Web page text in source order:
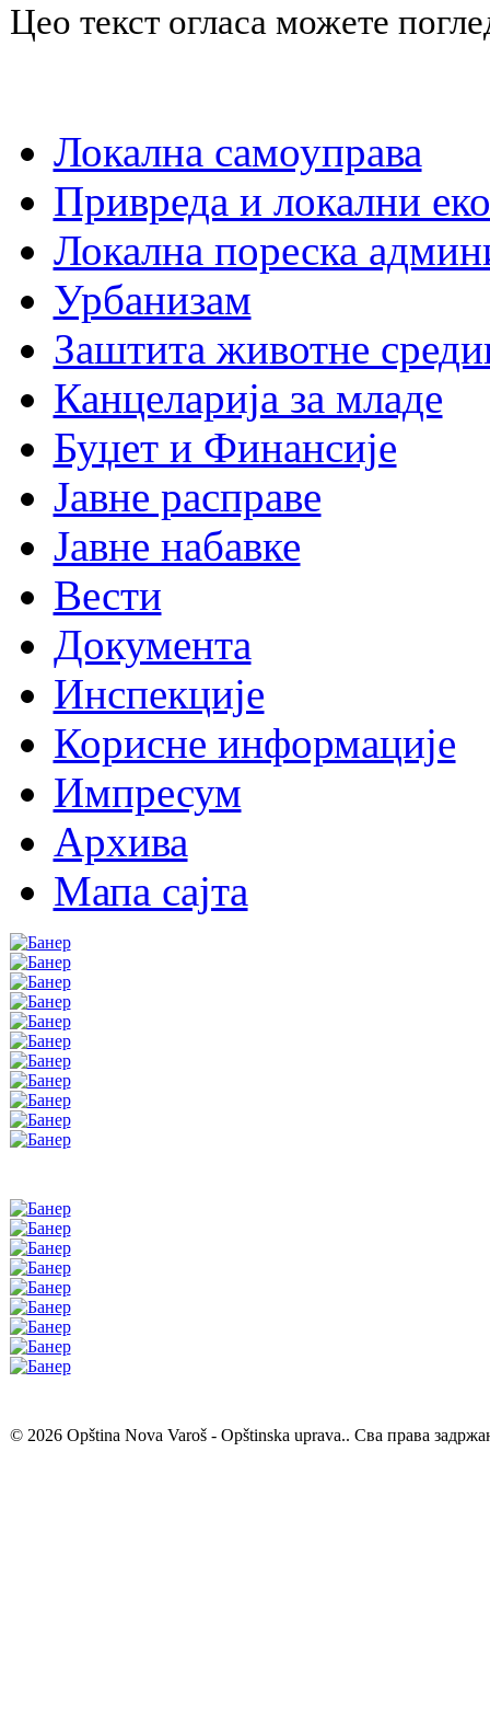
Цео текст огласа можете
Локална самоуправа
Привреда и локални
Локална пореска
Урбанизам
Заштита животне
Канцеларија за младе
Буџет и Финансије
Јавне расправе
Јавне набавке
Вести
Документа
Инспекције
Корисне информације
Импресум
Архива
Мапа сајта
© 2026 Opština Nova Varoš - Opštinska uprava.. Сва права